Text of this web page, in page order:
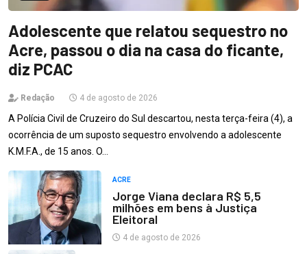
Adolescente que relatou sequestro no
Acre, passou o dia na casa do ficante,
diz PCAC
Redação 4 de agosto de 2026
A Polícia Civil de Cruzeiro do Sul descartou, nesta terça-feira (4), a
ocorrência de um suposto sequestro envolvendo a adolescente
K.M.F.A., de 15 anos. O…
ACRE
Jorge Viana declara R$ 5,5
milhões em bens à Justiça
Eleitoral
4 de agosto de 2026